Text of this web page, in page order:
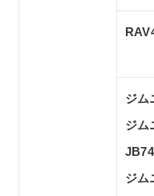
ジム
ジム
JB74
ジム